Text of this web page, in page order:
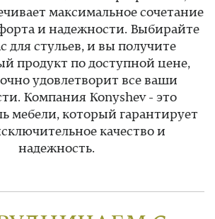
максимальное сочетание
и надежности. Выбирайте
для стульев, и вы получите
продукт по доступной цене,
удовлетворит все ваши
Компания Konyshev - это
мебели, который гарантирует
качество и
надежность.